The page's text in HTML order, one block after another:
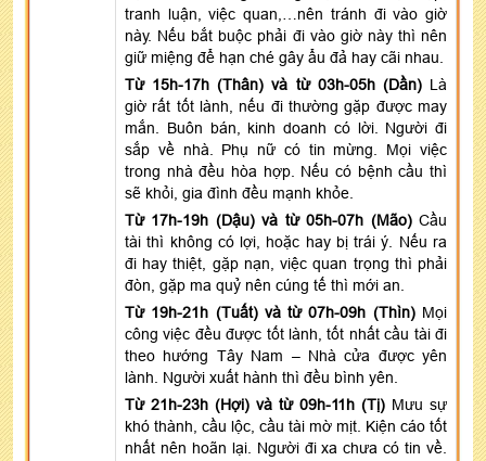
tranh luận, việc quan,…nên tránh đi vào giờ
này. Nếu bắt buộc phải đi vào giờ này thì nên
giữ miệng để hạn ché gây ẩu đả hay cãi nhau.
Từ 15h-17h (Thân) và từ 03h-05h (Dần) Là
giờ rất tốt lành, nếu đi thường gặp được may
mắn. Buôn bán, kinh doanh có lời. Người đi
sắp về nhà. Phụ nữ có tin mừng. Mọi việc
trong nhà đều hòa hợp. Nếu có bệnh cầu thì
sẽ khỏi, gia đình đều mạnh khỏe.
Từ 17h-19h (Dậu) và từ 05h-07h (Mão) Cầu
tài thì không có lợi, hoặc hay bị trái ý. Nếu ra
đi hay thiệt, gặp nạn, việc quan trọng thì phải
đòn, gặp ma quỷ nên cúng tế thì mới an.
Từ 19h-21h (Tuất) và từ 07h-09h (Thìn) Mọi
công việc đều được tốt lành, tốt nhất cầu tài đi
theo hướng Tây Nam – Nhà cửa được yên
lành. Người xuất hành thì đều bình yên.
Từ 21h-23h (Hợi) và từ 09h-11h (Tị) Mưu sự
khó thành, cầu lộc, cầu tài mờ mịt. Kiện cáo tốt
nhất nên hoãn lại. Người đi xa chưa có tin về.